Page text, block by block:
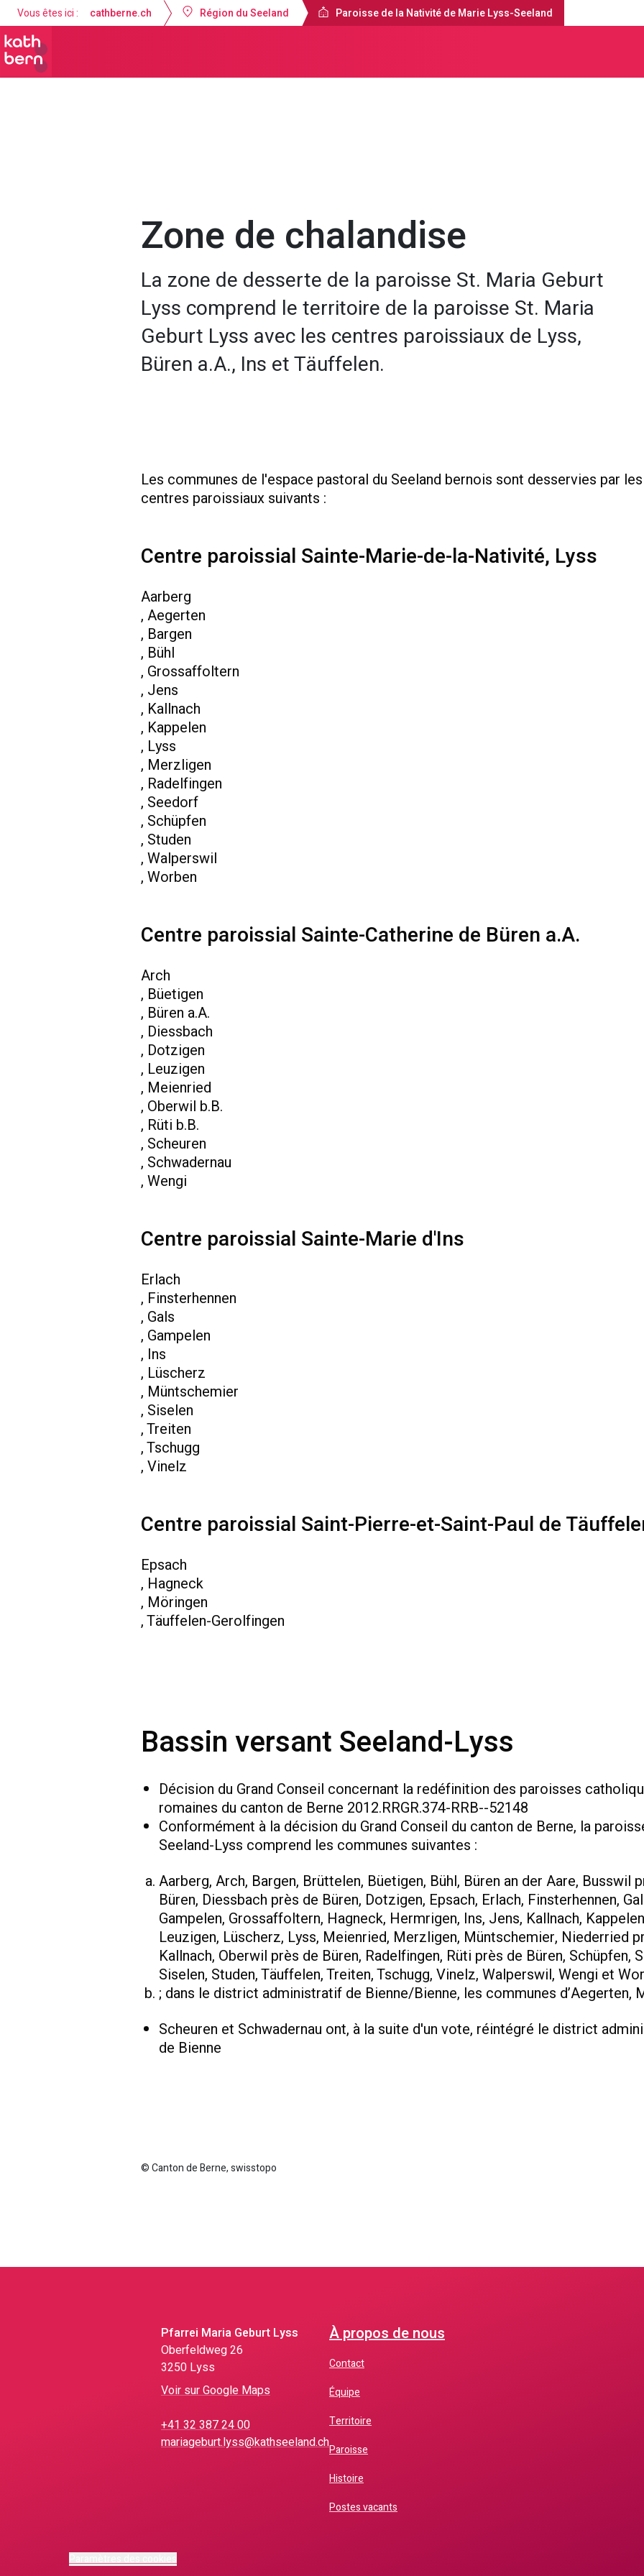
Vous êtes ici : cathberne.ch Région du Seeland Paroisse de la Nativité de Marie Lyss-Seeland
Zone de chalandise
La zone de desserte de la paroisse St. Maria Geburt
Lyss comprend le territoire de la paroisse St. Maria
Geburt Lyss avec les centres paroissiaux de Lyss,
Büren a.A., Ins et Täuffelen.
Les communes de l'espace pastoral du Seeland bernois sont desservies par
centres paroissiaux suivants :
Centre paroissial Sainte-Marie-de-la-Nativité, Lyss
Aarberg
, Aegerten
, Bargen
, Bühl
, Grossaffoltern
, Jens
, Kallnach
, Kappelen
, Lyss
, Merzligen
, Radelfingen
, Seedorf
, Schüpfen
, Studen
, Walperswil
, Worben
Centre paroissial Sainte-Catherine de Büren a.A.
Arch
, Büetigen
, Büren a.A.
, Diessbach
, Dotzigen
, Leuzigen
, Meienried
, Oberwil b.B.
, Rüti b.B.
, Scheuren
, Schwadernau
, Wengi
Centre paroissial Sainte-Marie d'Ins
Erlach
, Finsterhennen
, Gals
, Gampelen
, Ins
, Lüscherz
, Müntschemier
, Siselen
, Treiten
, Tschugg
, Vinelz
Centre paroissial Saint-Pierre-et-Saint-Paul de
Epsach
, Hagneck
, Möringen
, Täuffelen-Gerolfingen
Bassin versant Seeland-Lyss
Décision du Grand Conseil concernant la redéfinition des paroisses
romaines du canton de Berne 2012.RRGR.374-RRB--52148
Conformément à la décision du Grand Conseil du canton de Berne, la
Seeland-Lyss comprend les communes suivantes :
Aarberg, Arch, Bargen, Brüttelen, Büetigen, Bühl, Büren an der Aare, Busswil
Büren, Diessbach près de Büren, Dotzigen, Epsach, Erlach, Finsterhennen,
Gampelen, Grossaffoltern, Hagneck, Hermrigen, Ins, Jens, Kallnach,
Leuzigen, Lüscherz, Lyss, Meienried, Merzligen, Müntschemier, Niederried
Kallnach, Oberwil près de Büren, Radelfingen, Rüti près de Büren, Schüpfen,
Siselen, Studen, Täuffelen, Treiten, Tschugg, Vinelz, Walperswil, Wengi et
; dans le district administratif de Bienne/Bienne, les communes d’Aegerten,
Scheuren et Schwadernau ont, à la suite d'un vote, réintégré le district
de Bienne
© Canton de Berne, swisstopo
Pfarrei Maria Geburt Lyss
Oberfeldweg 26
3250 Lyss
Voir sur Google Maps
+41 32 387 24 00
mariageburt.lyss@kathseeland.ch
À propos de nous
Contact
Équipe
Territoire
Paroisse
Histoire
Postes vacants